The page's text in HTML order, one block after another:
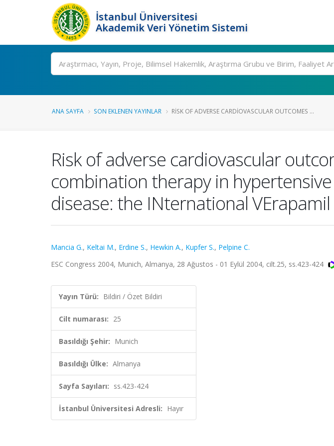
İstanbul Üniversitesi
Akademik Veri Yönetim Sistemi
Ara
ANA SAYFA SON EKLENEN YAYINLAR RISK OF ADVERSE CARDIOVASCULAR OUTCOMES ...
Risk of adverse cardiovascular
combination therapy in
disease: the INternational VErapamil
Mancia G., Keltai M., Erdine S., Hewkin A., Kupfer S., Pelpine C.
ESC Congress 2004, Munich, Almanya, 28 Ağustos - 01 Eylül 2004, cilt.25, ss.423-424
Yayın Türü: Bildiri / Özet Bildiri
Cilt numarası: 25
Basıldığı Şehir: Munich
Basıldığı Ülke: Almanya
Sayfa Sayıları: ss.423-424
İstanbul Üniversitesi Adresli: Hayır